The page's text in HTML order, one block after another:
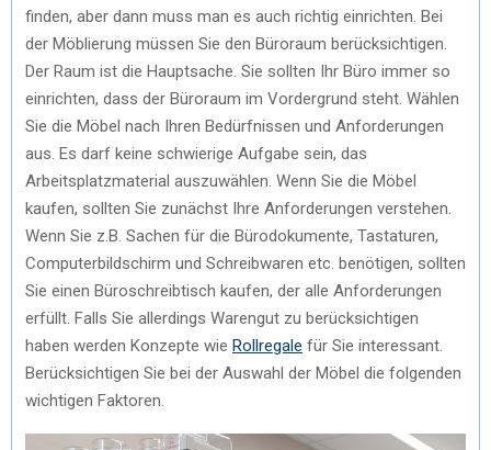
finden, aber dann muss man es auch richtig einrichten. Bei
der Möblierung müssen Sie den Büroraum berücksichtigen.
Der Raum ist die Hauptsache. Sie sollten Ihr Büro immer so
einrichten, dass der Büroraum im Vordergrund steht. Wählen
Sie die Möbel nach Ihren Bedürfnissen und Anforderungen
aus. Es darf keine schwierige Aufgabe sein, das
Arbeitsplatzmaterial auszuwählen. Wenn Sie die Möbel
kaufen, sollten Sie zunächst Ihre Anforderungen verstehen.
Wenn Sie z.B. Sachen für die Bürodokumente, Tastaturen,
Computerbildschirm und Schreibwaren etc. benötigen, sollten
Sie einen Büroschreibtisch kaufen, der alle Anforderungen
erfüllt. Falls Sie allerdings Warengut zu berücksichtigen
haben werden Konzepte wie Rollregale für Sie interessant.
Berücksichtigen Sie bei der Auswahl der Möbel die folgenden
wichtigen Faktoren.